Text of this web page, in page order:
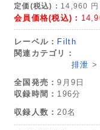
定価(税込)： 14,960 円
会員価格(税込)：
レーベル： Filth
関連カテゴリ：
排泄
全国発売：9月9日
収録時間： 196分
収録人数：20名